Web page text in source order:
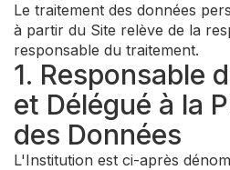
Le traitement des données
à partir du Site relève de la
responsable du traitement.
1. Responsable
et Délégué à la
des Données
L'Institution est ci-après